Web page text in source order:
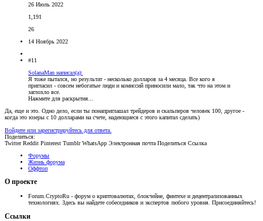
26 Июль 2022
1,191
26
14 Ноябрь 2022
#11
SolanaMan написал(а):
Я тоже пытался, но результат - несколько долларов за 4 месяца. Все кого я
пригласил - совсем небогатые люди и комиссий приносили мало, так что на этом и
заглохло все.
Нажмите для раскрытия...
Да, еще и это. Одно дело, если ты понаприглашал трейдеров и скальперов человек 100, другое -
когда это юзеры с 10 долларами на счете, надеющиеся с этого капитал сделать)
Войдите или зарегистрируйтесь для ответа.
Поделиться:
Twitter Reddit Pinterest Tumblr WhatsApp Электронная почта Поделиться Ссылка
Форумы
Жизнь форума
Оффтоп
О проекте
Forum.CryptoRu - форум о криптовалютах, блокчейне, финтехе и децентрализованных
технологиях. Здесь вы найдете собеседников и экспертов любого уровня. Присоединяйтесь!
Ссылки